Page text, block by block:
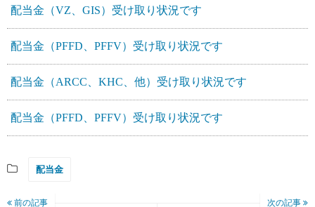
配当金（VZ、GIS）受け取り状況です
配当金（PFFD、PFFV）受け取り状況です
配当金（ARCC、KHC、他）受け取り状況です
配当金（PFFD、PFFV）受け取り状況です
配当金
前の記事 次の記事